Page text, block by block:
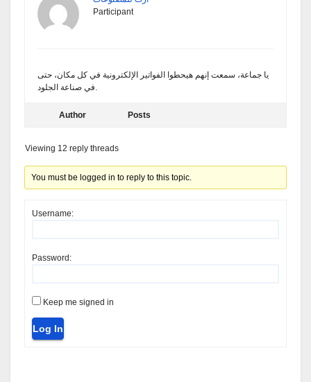
Participant
يا جماعة، سمعت إنهم هيحطوا الفواتير الإلكترونية في كل مكان، حتى
في صناعة الجلود.
Author Posts
Viewing 12 reply threads
You must be logged in to reply to this topic.
Username:
Password:
Keep me signed in
Log In